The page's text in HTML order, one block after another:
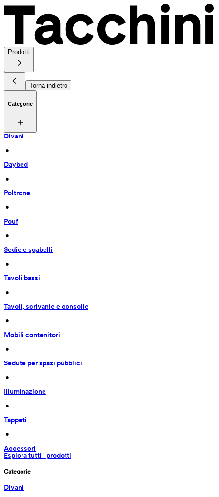
Prodotti
Torna indietro
Categorie
Divani
•
Daybed
•
Poltrone
•
Pouf
•
Sedie e sgabelli
•
Tavoli bassi
•
Tavoli, scrivanie e consolle
•
Mobili contenitori
•
Sedute per spazi pubblici
•
Illuminazione
•
Tappeti
•
Accessori
Esplora tutti i prodotti
Categorie
Divani